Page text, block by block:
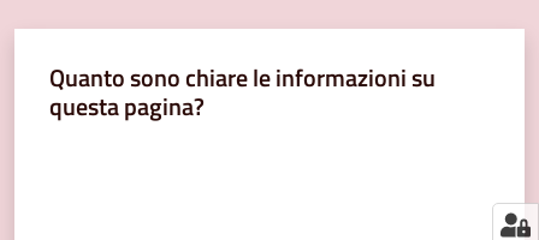
Servizi
segnalazioni
Quanto sono chiare le informazioni su
questa pagina?